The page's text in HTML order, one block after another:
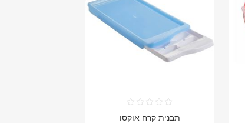
תבנית קרח אוקסו